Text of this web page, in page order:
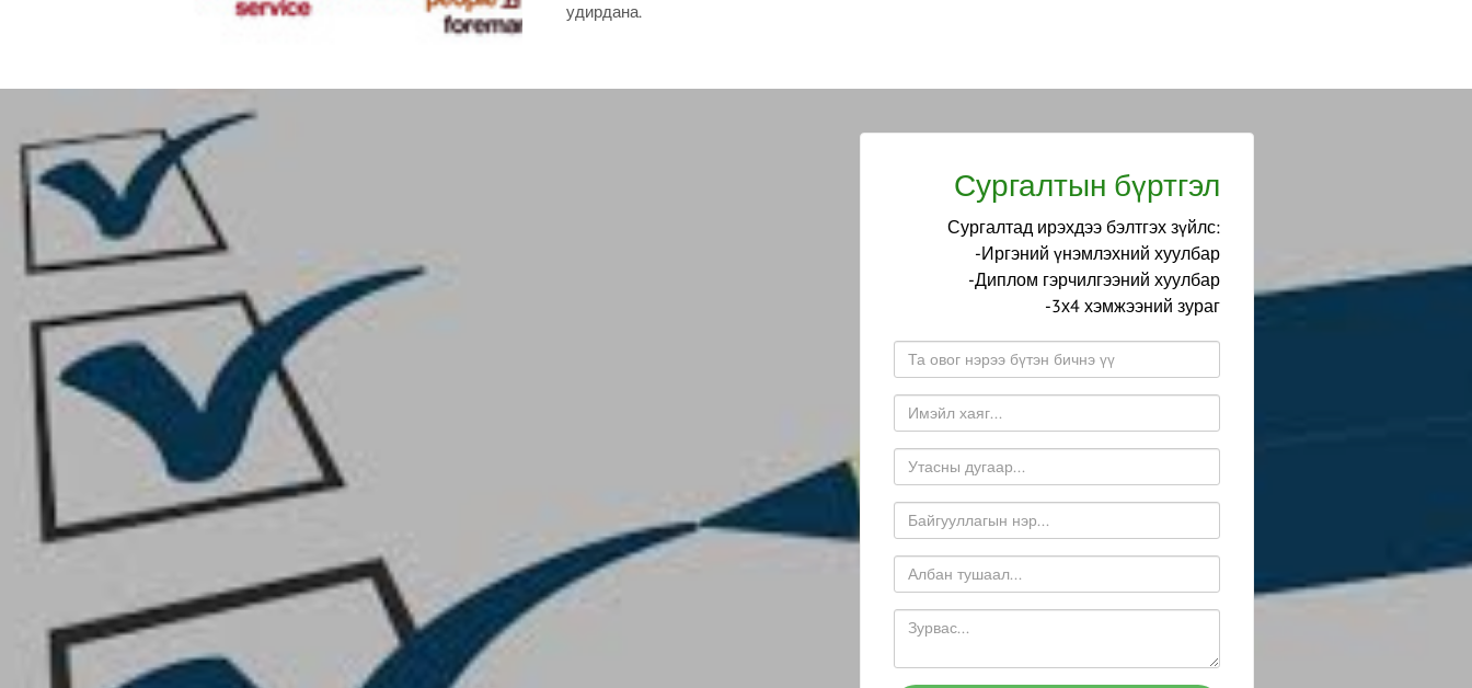
удирдана.
Сургалтын бүртгэл
Сургалтад ирэхдээ бэлтгэх зүйлс:
-Иргэний үнэмлэхний хуулбар
-Диплом гэрчилгээний хуулбар
-3х4 хэмжээний зураг